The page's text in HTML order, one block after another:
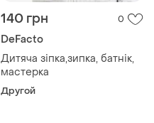
140 грн 0
DeFacto
Дитяча зіпка,зипка, батнік,
мастерка
Другой